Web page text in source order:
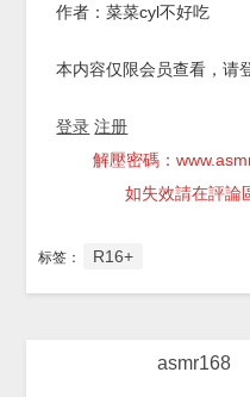
作者：菜菜cyl不好吃
本内容仅限会员查看，请
登录 注册
解壓密碼：
如失效請在評論
标签： R16+
asmr168